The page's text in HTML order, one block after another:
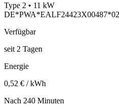
Type 2 • 11 kW
DE*PWA*EALF24423X00487*02
Verfügbar
seit 2 Tagen
Energie
0,52 € / kWh
Nach 240 Minuten